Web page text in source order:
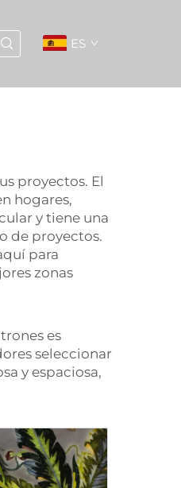
ES
proyectos. El
hogares,
y tiene una
de proyectos.
para
zonas
es
seleccionar
y espaciosa,